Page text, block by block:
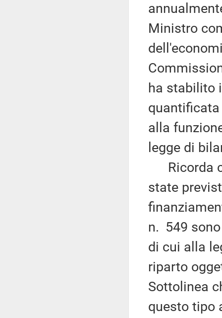
Ministro
ha stabilito
alla
legge di
Ricorda
state
n. 549
di cui alla
riparto
Sottolinea
questo tipo